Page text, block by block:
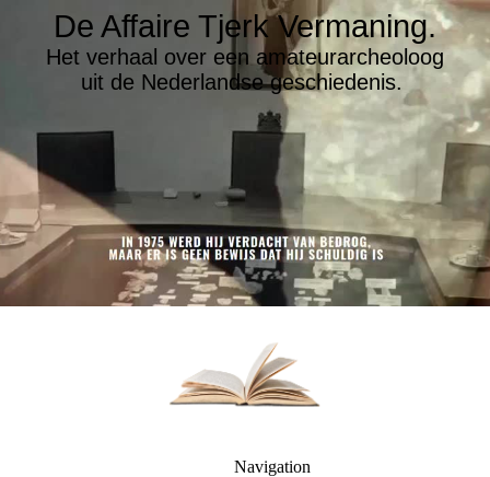
De Affaire Tjerk Vermaning.
Het verhaal over een amateurarcheoloog
uit de Nederlandse geschiedenis.
Navigation